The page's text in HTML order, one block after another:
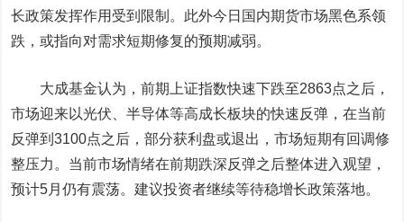
长政策发挥作用受到限制。此外今日国内期货市场黑色系领
跌，或指向对需求短期修复的预期减弱。
大成基金认为，前期上证指数快速下跌至2863点之后，
市场迎来以光伏、半导体等高成长板块的快速反弹，在当前
反弹到3100点之后，部分获利盘或退出，市场短期有回调修
整压力。当前市场情绪在前期跌深反弹之后整体进入观望，
预计5月仍有震荡。建议投资者继续等待稳增长政策落地。